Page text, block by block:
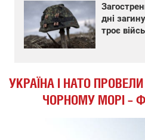
дні
троє
УКРАЇНА І НАТО
ЧОРНОМУ МОРІ –